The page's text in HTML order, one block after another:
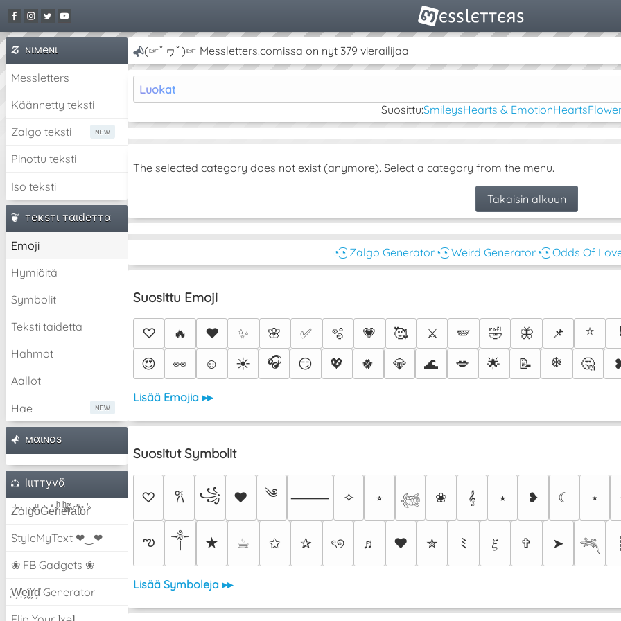
ɴιмeɴι
Messletters
Käännetty teksti
Zalgo teksti
Pinottu teksti
Iso teksti
тeĸѕтι тαιdeттα
Emoji
Hymiöitä
Symbolit
Teksti taidetta
Hahmot
Aallot
Hae
мαιɴoѕ
lιιттyvα̈
Z̾̽ảlg̀͐ͭ̽oͧG̀e̒̃nͪȅͪͫ̏̐r͌̑á͑t͌̑͛o̊r̓̐
StyleMyText ❤‿❤
❀ FB Gadgets ❀
͕͗W͕͕͗͗e͕͕͗͗i͕͕͗͗r͕͗d͕͗ Generator
(☞ﾟヮﾟ)☞ Messletters.comissa on nyt 379 vierailijaa
Luokat
Suosittu:SmileysHearts & EmotionHearts
The selected category does not exist (anymore). Select a category from the menu.
Takaisin alkuun
◔͜͡◔ Zalgo Generator ◔͜͡◔ Weird Generator ◔͜͡◔ Odds Of
Suosittu Emoji
♡ 🔥 ❤️ ✨ 🌸 ✅ 🫧 💗 🥰 ⚔️ 🪽 🤣 🦋 📌 ⭐
😍
👀 ☺️ ☀️ 🎧 😏 💖 🍀 💎 🌊 💋 🌟 📝 ❄️ 🤔
Lisää Emojia ▸▸
Suositut Symbolit
♡ 𐙚 ꧁ ♥ ༄ ⸻ ✧ ⭒ 𓆉 ❀ 𝄞 ⭑ ❥ ☾ ⋆
ఌ ༒︎ ★ ☕︎ ✩ ✰ ৎ୭ ♬ ❤ ✮ ﾐ 𝜉 ✞ ➤ 𓆈 ┊
Lisää Symboleja ▸▸